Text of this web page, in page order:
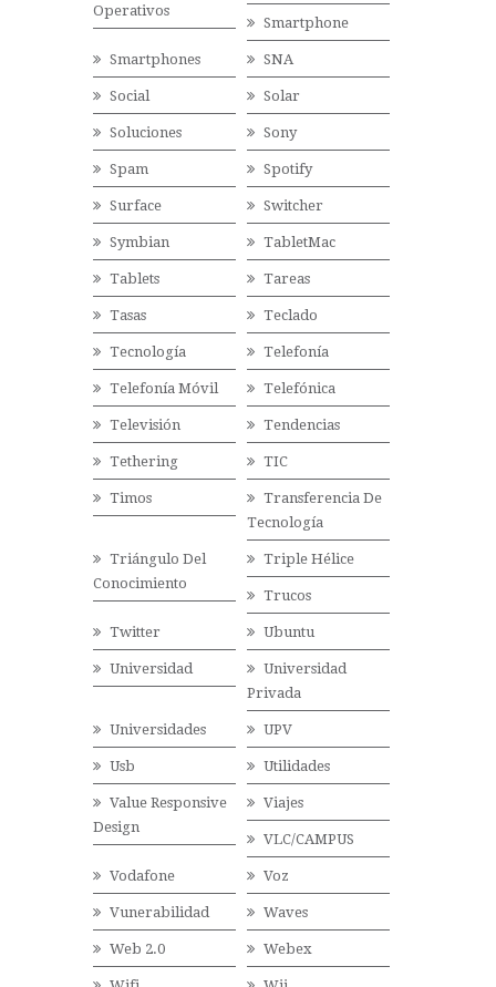
Operativos
Smartphone
Smartphones SNA
Social Solar
Soluciones Sony
Spam Spotify
Surface Switcher
Symbian TabletMac
Tablets Tareas
Tasas Teclado
Tecnología Telefonía
Telefonía Móvil Telefónica
Televisión Tendencias
Tethering TIC
Timos
Transferencia De
Tecnología
Triángulo Del
Conocimiento
Triple Hélice
Trucos
Twitter Ubuntu
Universidad
Universidad
Privada
Universidades UPV
Usb Utilidades
Value Responsive
Design
Viajes
VLC/CAMPUS
Vodafone Voz
Vunerabilidad Waves
Web 2.0 Webex